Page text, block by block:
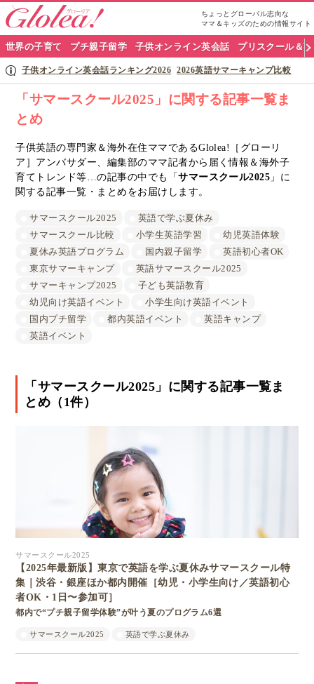
ちょっとグローバル志向な
ママ＆キッズのための情報サイト
グ
ロ
ア
ナ
ビ
世界の子育て プチ親子留学 子供オンライン英会話 プリスクール＆
子供オンライン英会話ランキング2026 2026英語サマーキャンプ比較
「サマースクール2025」に関する記事一覧ま
とめ
子供英語の専門家＆海外在住ママであるGlolea!［グローリ
ア］アンバサダー、編集部のママ記者から届く情報＆海外子
育てトレンド等…の記事の中でも「サマースクール2025 」に
関する記事一覧・まとめをお届けします。
サマースクール2025
英語で学ぶ夏休み
サマースクール比較
小学生英語学習
幼児英語体験
夏休み英語プログラム
国内親子留学
英語初心者OK
東京サマーキャンプ
英語サマースクール2025
サマーキャンプ2025
子ども英語教育
幼児向け英語イベント
小学生向け英語イベント
国内プチ留学
都内英語イベント
英語キャンプ
英語イベント
「サマースクール2025」に関する記事一覧ま
とめ（1件）
サマースクール2025
【2025年最新版】東京で英語を学ぶ夏休みサマースクール特
集｜渋谷・銀座ほか都内開催［幼児・小学生向け／英語初心
者OK・1日〜参加可］
都内で“プチ親子留学体験”が叶う夏のプログラム6選
サマースクール2025 英語で学ぶ夏休み